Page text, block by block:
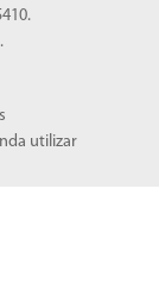
utilizar